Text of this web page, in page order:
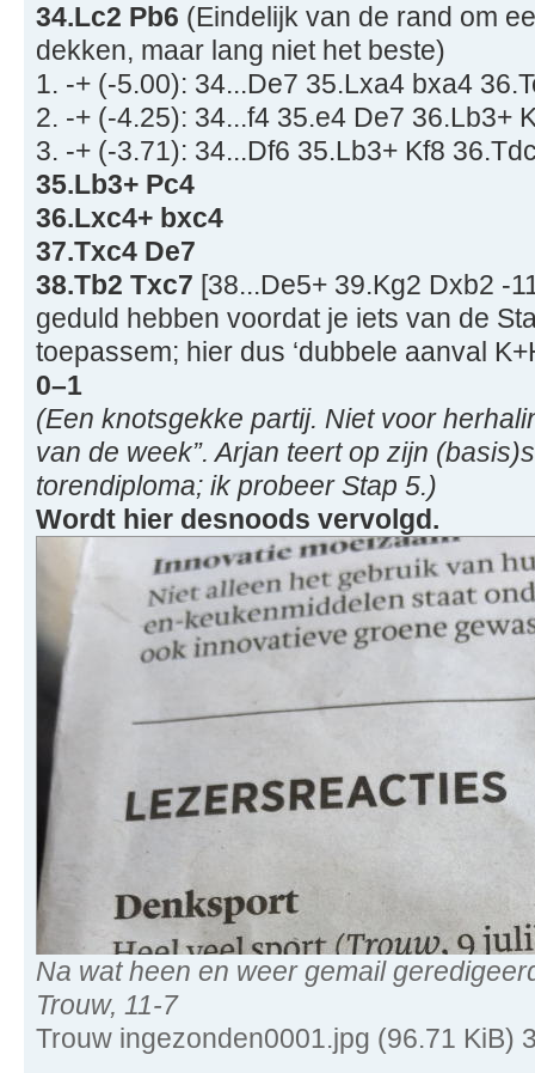
34.Lc2 Pb6 (Eindelijk van de rand om
dekken, maar lang niet het beste)
1. -+ (-5.00): 34...De7 35.Lxa4 bxa4
2. -+ (-4.25): 34...f4 35.e4 De7 36.Lb3+
3. -+ (-3.71): 34...Df6 35.Lb3+ Kf8
35.Lb3+ Pc4
36.Lxc4+ bxc4
37.Txc4 De7
38.Tb2 Txc7 [38...De5+ 39.Kg2 Dxb2 -
geduld hebben voordat je iets van de
toepassem; hier dus ‘dubbele aanval
0–1
(Een knotsgekke partij. Niet voor
van de week”. Arjan teert op zijn
torendiploma; ik probeer Stap 5.)
Wordt hier desnoods vervolgd.
Na wat heen en weer gemail
Trouw, 11-7
Trouw ingezonden0001.jpg (96.71 KiB)